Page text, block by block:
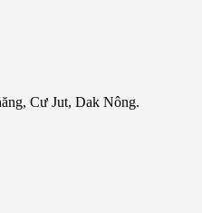
Cư Jut, Dak Nông.